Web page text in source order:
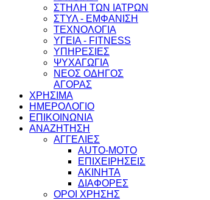
ΣΤΗΛΗ ΤΩΝ ΙΑΤΡΩΝ
ΣΤΥΛ - ΕΜΦΑΝΙΣΗ
ΤΕΧΝΟΛΟΓΙΑ
ΥΓΕΙΑ - FITNESS
ΥΠΗΡΕΣΙΕΣ
ΨΥΧΑΓΩΓΙΑ
ΝΕΟΣ ΟΔΗΓΟΣ
ΑΓΟΡΑΣ
ΧΡΗΣΙΜΑ
ΗΜΕΡΟΛΟΓΙΟ
ΕΠΙΚΟΙΝΩΝΙΑ
ΑΝΑΖΗΤΗΣΗ
ΑΓΓΕΛΙΕΣ
AUTO-MOTO
ΕΠΙΧΕΙΡΗΣΕΙΣ
ΑΚΙΝΗΤΑ
ΔΙΑΦΟΡΕΣ
ΟΡΟΙ ΧΡΗΣΗΣ